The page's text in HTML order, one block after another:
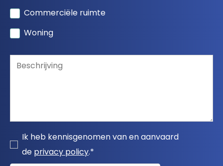
Commerciële ruimte
Woning
Ik heb kennisgenomen van en aanvaard
de privacy policy.*